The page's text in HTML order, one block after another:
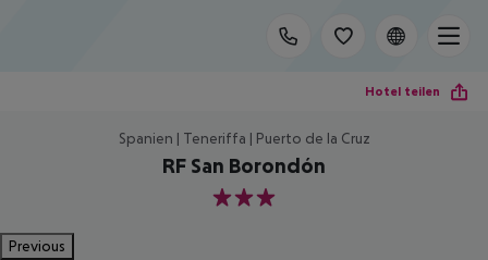
Hotel teilen
Spanien | Teneriffa | Puerto de la Cruz
RF San Borondón
3
Previous